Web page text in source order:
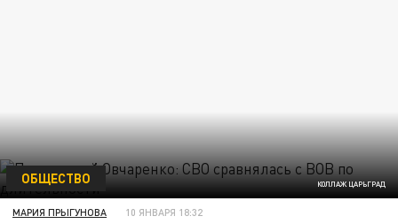
КОЛЛАЖ ЦАРЬГРАД
ОБЩЕСТВО
МАРИЯ ПРЫГУНОВА 10 ЯНВАРЯ 18:32